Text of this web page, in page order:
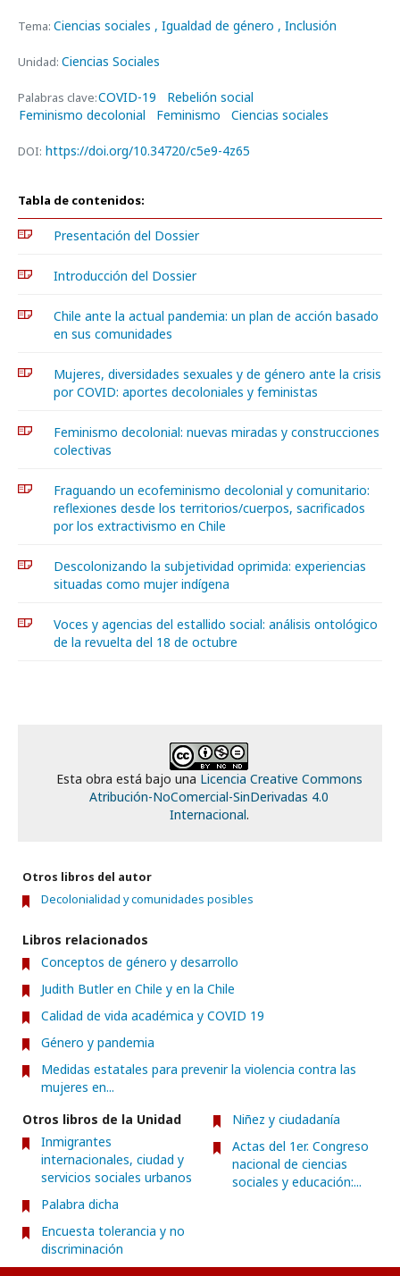
Tema: Ciencias sociales , Igualdad de género , Inclusión
Unidad: Ciencias Sociales
Palabras clave:COVID-19
Rebelión social
Feminismo decolonial
Feminismo Ciencias sociales
DOI: https://doi.org/10.34720/c5e9-4z65
Tabla de contenidos:
Presentación del Dossier
Introducción del Dossier
Chile ante la actual pandemia: un plan de acción basado
en sus comunidades
Mujeres, diversidades sexuales y de género ante la crisis
por COVID: aportes decoloniales y feministas
Feminismo decolonial: nuevas miradas y construcciones
colectivas
Fraguando un ecofeminismo decolonial y comunitario:
reflexiones desde los territorios/cuerpos, sacrificados
por los extractivismo en Chile
Descolonizando la subjetividad oprimida: experiencias
situadas como mujer indígena
Voces y agencias del estallido social: análisis ontológico
de la revuelta del 18 de octubre
Esta obra está bajo una Licencia Creative Commons
Atribución-NoComercial-SinDerivadas 4.0
Internacional.
Otros libros del autor
Decolonialidad y comunidades posibles
Libros relacionados
Conceptos de género y desarrollo
Judith Butler en Chile y en la Chile
Calidad de vida académica y COVID 19
Género y pandemia
Medidas estatales para prevenir la violencia contra las
mujeres en...
Otros libros de la Unidad
Inmigrantes
internacionales, ciudad y
servicios sociales urbanos
Palabra dicha
Encuesta tolerancia y no
discriminación
Niñez y ciudadanía
Actas del 1er. Congreso
nacional de ciencias
sociales y educación:...